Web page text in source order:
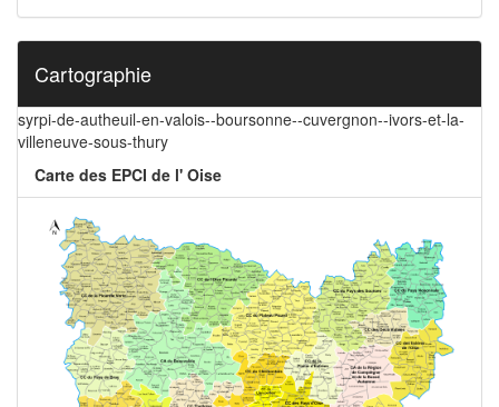
Cartographie
syrpi-de-autheuil-en-valois--boursonne--cuvergnon--ivors-et-la-
villeneuve-sous-thury
Carte des EPCI de l' Oise